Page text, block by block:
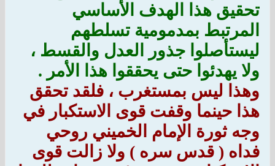
تحقيق هذا الهدف الأساسي
المرتبط بمدمومية تسلطهم
ليستأصلوا جذور العدل والقسط ،
ولا يهدئوا حتى يحققوا هذا الأمر .
وهذا ليس بمستغرب ، فلقد تحقق
هذا حينما وقفت قوى الاستكبار في
وجه ثورة الإمام الخميني روحي
فداه ( قدس سره ) ولا زالت قوى